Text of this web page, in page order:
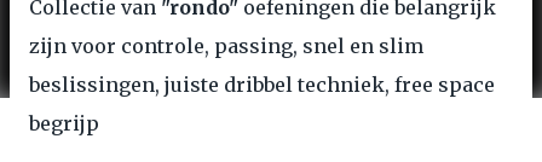
Collectie van "rondo" oefeningen die belangrijk
zijn voor controle, passing, snel en slim
beslissingen, juiste dribbel techniek, free space
begrijp